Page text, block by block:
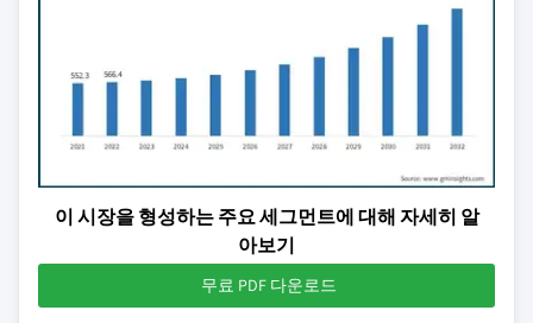
이 시장을 형성하는 주요 세그먼트에 대해 자세히 알
아보기
무료 PDF 다운로드